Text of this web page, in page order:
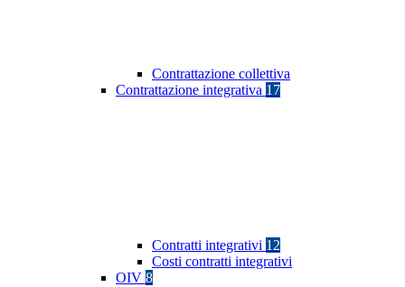
Contrattazione collettiva
Contrattazione integrativa 17
Contratti integrativi 12
Costi contratti integrativi
OIV 8